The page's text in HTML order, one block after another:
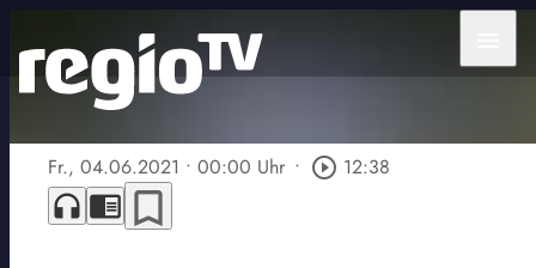
Fr., 04.06.2021 • 00:00 Uhr • play_circle_outline 12:38
headphones chrome_reader_mode bookmark_border